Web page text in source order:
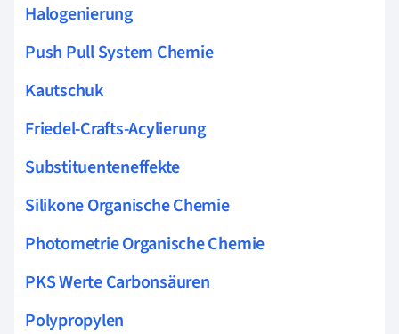
Halogenierung
Push Pull System Chemie
Kautschuk
Friedel-Crafts-Acylierung
Substituenteneffekte
Silikone Organische Chemie
Photometrie Organische Chemie
PKS Werte Carbonsäuren
Polypropylen